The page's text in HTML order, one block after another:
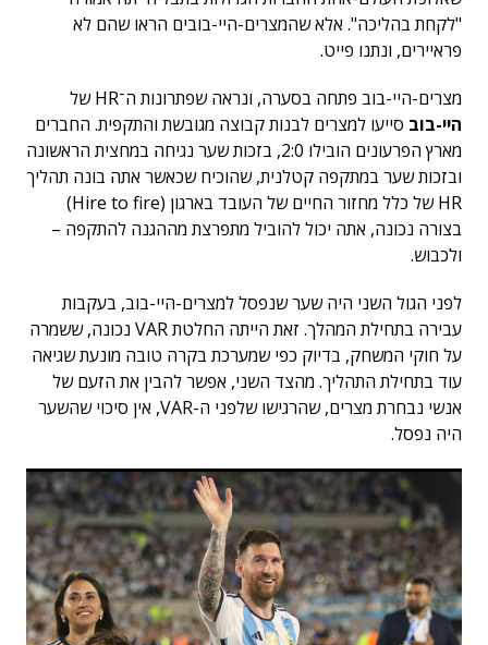
"לקחת בהליכה". אלא שהמצרים-היי-בובים הראו שהם לא
פראיירים, ונתנו פייט.
מצרים-היי-בוב פתחה בסערה, ונראה שפתרונות ה־HR של
היי-בוב סייעו למצרים לבנות קבוצה מגובשת והתקפית. החברים
מארץ הפרעונים הובילו 2:0, בזכות שער נגיחה במחצית הראשונה
ובזכות שער במתקפה קטלנית, שהוכיח שכאשר אתה בונה תהליך
HR של כלל מחזור החיים של העובד בארגון (Hire to fire)
בצורה נכונה, אתה יכול להוביל מתפרצת מההגנה להתקפה –
ולכבוש.
לפני הגול השני היה שער שנפסל למצרים-היי-בוב, בעקבות
עבירה בתחילת המהלך. זאת הייתה החלטת VAR נכונה, ששמרה
על חוקי המשחק, בדיוק כפי שמערכת בקרה טובה מונעת שגיאה
עוד בתחילת התהליך. מהצד השני, אפשר להבין את הזעם של
אנשי נבחרת מצרים, שהרגישו שלפני ה-VAR, אין סיכוי שהשער
היה נפסל.